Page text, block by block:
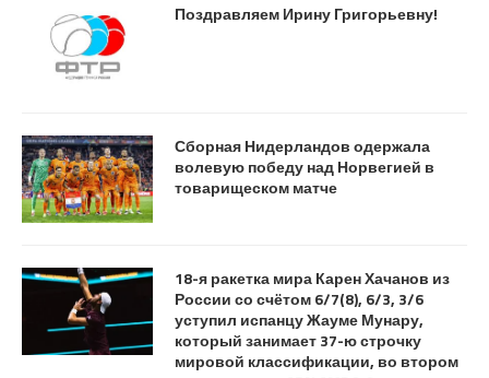
Поздравляем Ирину Григорьевну!
Сборная Нидерландов одержала
волевую победу над Норвегией в
товарищеском матче
18-я ракетка мира Карен Хачанов из
России со счётом 6/7(8), 6/3, 3/6
уступил испанцу Жауме Мунару,
который занимает 37-ю строчку
мировой классификации, во втором